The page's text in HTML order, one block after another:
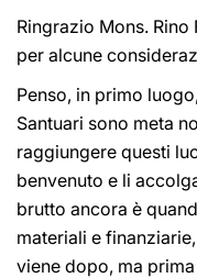
Ringrazio Mons.
per alcune
Penso, in primo
Santuari sono meta
raggiungere questi
benvenuto e li
brutto ancora è
materiali e
viene dopo, ma